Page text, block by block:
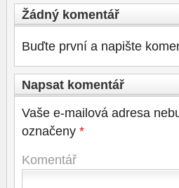
Žádný komentář
Buďte první a napište
Napsat komentář
Vaše e-mailová adresa
označeny *
Komentář